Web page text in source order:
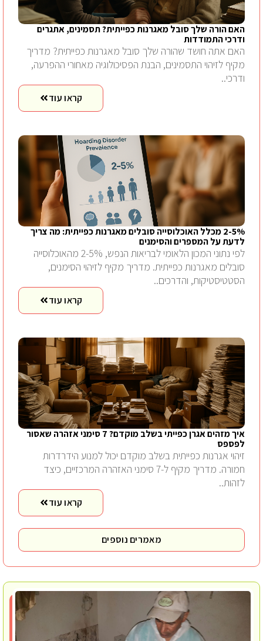
האם הורה שלך סובל מאגרנות כפייתית? תסמינים, אתגרים
ודרכי התמודדות
האם אתה חושד שהורה שלך סובל מאגרנות כפייתית? מדריך
מקיף לזיהוי התסמינים, הבנת הפסיכולוגיה מאחורי ההפרעה,
ודרכי..
קראו עוד
2-5% מכלל האוכלוסייה סובלים מאגרנות כפייתית: מה צריך
לדעת על המספרים והסימנים
לפי נתוני המכון הלאומי לבריאות הנפש, 2-5% מהאוכלוסייה
סובלים מאגרנות כפייתית. מדריך מקיף לזיהוי הסימנים,
הסטטיסטיקות, והדרכים..
קראו עוד
איך מזהים אגרן כפייתי בשלב מוקדם? 7 סימני אזהרה שאסור
לפספס
זיהוי אגרנות כפייתית בשלב מוקדם יכול למנוע הידרדרות
חמורה. מדריך מקיף ל-7 סימני האזהרה המרכזיים, כיצד
לזהות..
קראו עוד
מאמרים נוספים